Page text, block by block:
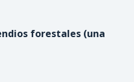
forestales (una